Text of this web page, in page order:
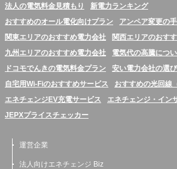
法人の電気料金見積もり
新電力ランキング
おすすめのオール電化向けプラン
アンペア変更の
関東エリアのおすすめ電力会社
関西エリアのおす
九州エリアのおすすめ電力会社
電気代の高騰につ
ドコモでんきの電気料金プラン
安い電力会社の選
自宅用Wi-Fiのおすすめサービス
おすすめの光回線
エネチェンジEV充電サービス
エネチェンジ・イン
JEPXプライスチェッカー
運営企業
法人向けエネチェンジ Biz